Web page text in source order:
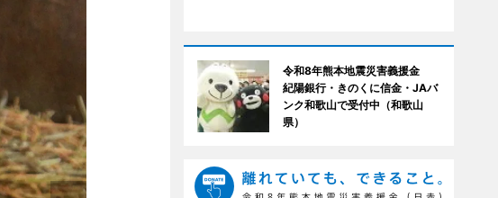
令和8年熊本地震災害義援金
紀陽銀行・きのくに信金・JAバ
ンク和歌山で受付中（和歌山
県）